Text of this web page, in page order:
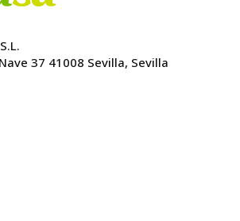
37 41008 Sevilla, Sevilla